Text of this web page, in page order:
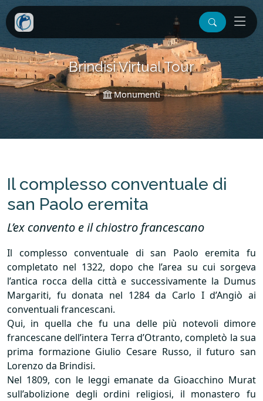
Brindisi Virtual Tour
Monumenti
Il complesso conventuale di
san Paolo eremita
L’ex convento e il chiostro francescano
Il complesso conventuale di san Paolo eremita fu
completato nel 1322, dopo che l’area su cui sorgeva
l’antica rocca della città e successivamente la Dumus
Margariti, fu donata nel 1284 da Carlo I d’Angiò ai
conventuali francescani.
Qui, in quella che fu una delle più notevoli dimore
francescane dell’intera Terra d’Otranto, completò la sua
prima formazione Giulio Cesare Russo, il futuro san
Lorenzo da Brindisi.
Nel 1809, con le leggi emanate da Gioacchino Murat
sull’abolizione degli ordini religiosi, il monastero fu